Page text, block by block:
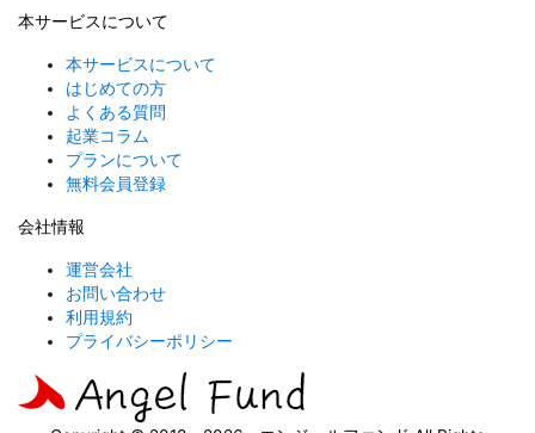
本サービスについて
本サービスについて
はじめての方
よくある質問
起業コラム
プランについて
無料会員登録
会社情報
運営会社
お問い合わせ
利用規約
プライバシーポリシー